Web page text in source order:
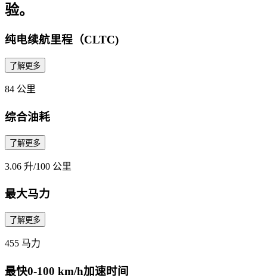
验。
纯电续航里程（CLTC)
了解更多
84 公里
综合油耗
了解更多
3.06 升/100 公里
最大马力
了解更多
455 马力
最快0-100 km/h加速时间